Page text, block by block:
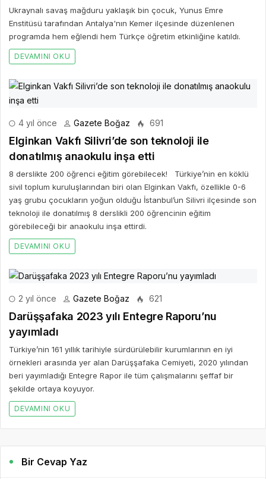
Ukraynalı savaş mağduru yaklaşık bin çocuk, Yunus Emre
Enstitüsü tarafından Antalya'nın Kemer ilçesinde düzenlenen
programda hem eğlendi hem Türkçe öğretim etkinliğine katıldı.
DEVAMINI OKU
4 yıl önce Gazete Boğaz 691
Elginkan Vakfı Silivri’de son teknoloji ile
donatılmış anaokulu inşa etti
8 derslikte 200 öğrenci eğitim görebilecek! Türkiye’nin en köklü
sivil toplum kuruluşlarından biri olan Elginkan Vakfı, özellikle 0-6
yaş grubu çocukların yoğun olduğu İstanbul’un Silivri ilçesinde son
teknoloji ile donatılmış 8 derslikli 200 öğrencinin eğitim
görebileceği bir anaokulu inşa ettirdi.
DEVAMINI OKU
2 yıl önce Gazete Boğaz 621
Darüşşafaka 2023 yılı Entegre Raporu’nu
yayımladı
Türkiye’nin 161 yıllık tarihiyle sürdürülebilir kurumlarının en iyi
örnekleri arasında yer alan Darüşşafaka Cemiyeti, 2020 yılından
beri yayımladığı Entegre Rapor ile tüm çalışmalarını şeffaf bir
şekilde ortaya koyuyor.
DEVAMINI OKU
Bir Cevap Yaz